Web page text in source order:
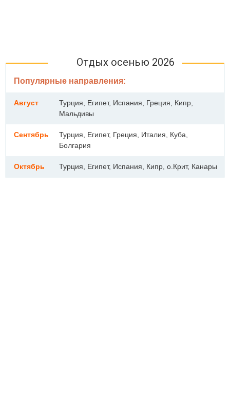
Отдых осенью 2026
Популярные направления:
Август
Турция, Египет, Испания, Греция, Кипр,
Мальдивы
Сентябрь
Турция, Египет, Греция, Италия, Куба,
Болгария
Октябрь Турция, Египет, Испания, Кипр, о.Крит, Канары